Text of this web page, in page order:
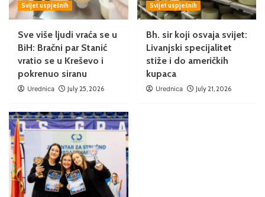
Svijet uspješnih
Sve više ljudi vraća se u
BiH: Bračni par Stanić
vratio se u Kreševo i
pokrenuo siranu
Urednica July 25, 2026
Svijet uspješnih
Bh. sir koji osvaja svijet:
Livanjski specijalitet
stiže i do američkih
kupaca
Urednica July 21, 2026